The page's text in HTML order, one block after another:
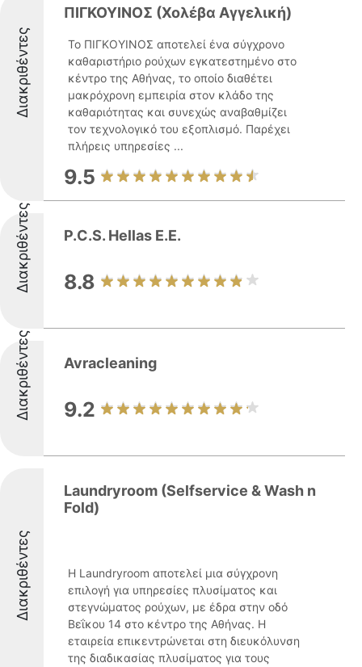
Διακριθέντες
ΠΙΓΚΟΥΙΝΟΣ (Χολέβα Αγγελική)
Το ΠΙΓΚΟΥΙΝΟΣ αποτελεί ένα σύγχρονο
καθαριστήριο ρούχων εγκατεστημένο στο
κέντρο της Αθήνας, το οποίο διαθέτει
μακρόχρονη εμπειρία στον κλάδο της
καθαριότητας και συνεχώς αναβαθμίζει
τον τεχνολογικό του εξοπλισμό. Παρέχει
πλήρεις υπηρεσίες ...
9.5
Διακριθέντες P.C.S. Hellas E.E.
8.8
Διακριθέντες Avracleaning
9.2
Διακριθέντες
Laundryroom (Selfservice & Wash n
Fold)
Η Laundryroom αποτελεί μια σύγχρονη
επιλογή για υπηρεσίες πλυσίματος και
στεγνώματος ρούχων, με έδρα στην οδό
Βεΐκου 14 στο κέντρο της Αθήνας. Η
εταιρεία επικεντρώνεται στη διευκόλυνση
της διαδικασίας πλυσίματος για τους